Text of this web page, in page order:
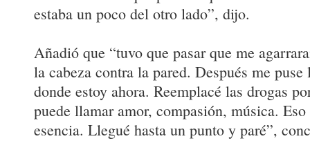
estaba un poco del otro lado”, dijo.
Añadió que “tuvo que pasar que me
la cabeza contra la pared. Después me puse
donde estoy ahora. Reemplacé las drogas
puede llamar amor, compasión, música.
esencia. Llegué hasta un punto y paré”,